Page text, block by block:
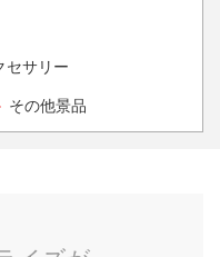
セサリー
その他景品